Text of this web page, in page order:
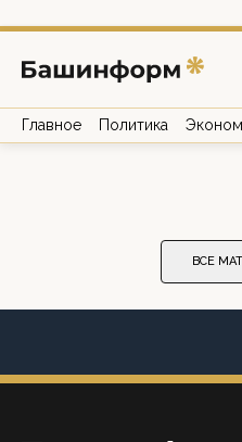
Главное Политика
ВСЕ